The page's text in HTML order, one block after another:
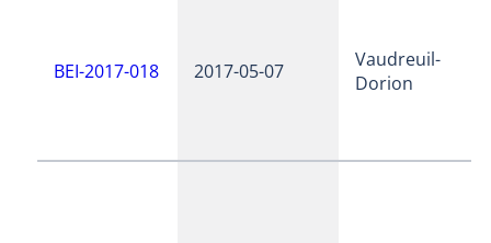
BEI-2017-018 2017-05-07
Vaudreuil-
Dorion